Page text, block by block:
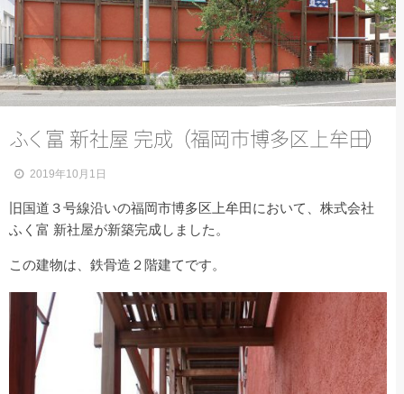
個人住宅
お客様相談室
会社情報
採用情報
ふく 富 新社屋 完成（福岡市博多区上牟田）
2019年10月1日
旧国道３号線沿いの福岡市博多区上牟田において、株式会社
ふく富 新社屋が新築完成しました。
この建物は、鉄骨造２階建てです。